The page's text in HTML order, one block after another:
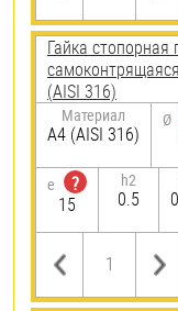
Гайка
(AISI 316)
Материал
A4 (AISI 316)
Ø
e
?
15
h2
0.5